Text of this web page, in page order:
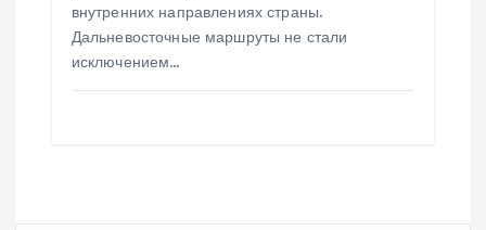
внутренних направлениях страны.
Дальневосточные маршруты не стали
исключением…